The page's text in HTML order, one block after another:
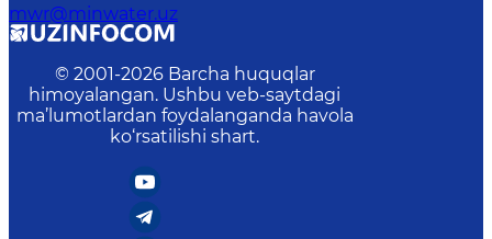
mwr@minwater.uz
© 2001-2026 Barcha huquqlar
himoyalangan. Ushbu veb-saytdagi
ma’lumotlardan foydalanganda havola
ko‘rsatilishi shart.